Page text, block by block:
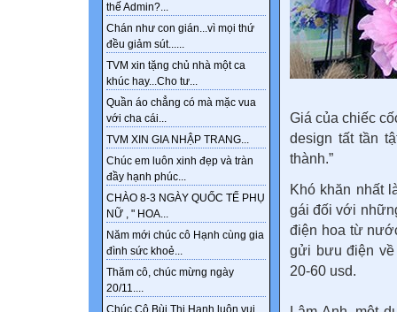
thế Admin?...
Chán như con gián...vì mọi thứ
đều giảm sút......
TVM xin tặng chủ nhà một ca
khúc hay...Cho tư...
Quần áo chẳng có mà mặc vua
với cha cái...
TVM XIN GIA NHẬP TRANG...
Chúc em luôn xinh đẹp và tràn
đầy hạnh phúc...
CHÀO 8-3 NGÀY QUỐC TẾ PHỤ
NỮ , " HOA...
Năm mới chúc cô Hạnh cùng gia
đình sức khoẻ...
Thăm cô, chúc mừng ngày
20/11....
Chúc Cô Bùi Thị Hạnh luôn vui
Giá của chiếc
design tất tần
thành.”
Khó khăn nhất
gái đối với
điện hoa từ
gửi bưu điện
20-60 usd.